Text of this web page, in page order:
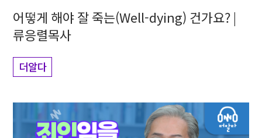
어떻게 해야 잘 죽는(Well-dying) 건가요? |
류응렬목사
더알다